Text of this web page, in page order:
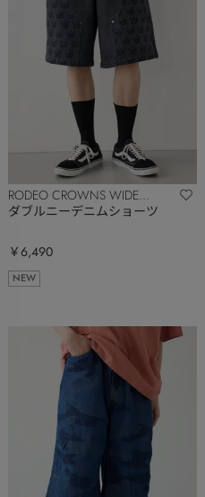
RODEO CROWNS WIDE
BOWL
ダブルニーデニムショーツ
￥6,490
NEW